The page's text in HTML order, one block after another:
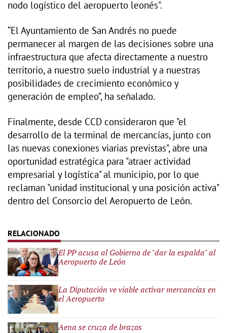
nodo logístico del aeropuerto leonés".
“El Ayuntamiento de San Andrés no puede
permanecer al margen de las decisiones sobre una
infraestructura que afecta directamente a nuestro
territorio, a nuestro suelo industrial y a nuestras
posibilidades de crecimiento económico y
generación de empleo”, ha señalado.
Finalmente, desde CCD consideraron que "el
desarrollo de la terminal de mercancías, junto con
las nuevas conexiones viarias previstas", abre una
oportunidad estratégica para "atraer actividad
empresarial y logística" al municipio, por lo que
reclaman "unidad institucional y una posición activa"
dentro del Consorcio del Aeropuerto de León.
El PP acusa al Gobierno de "dar la espalda" al
Aeropuerto de León
La Diputación ve viable activar mercancías en
el Aeropuerto
Aena se cruza de brazos